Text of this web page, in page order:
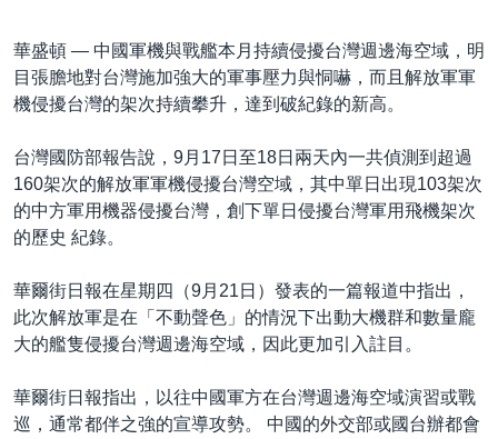
美國專訊
視頻存檔
YOUTUBE頻道
新聞音頻
海外港人
港人港心
美國透視
建國史話
國語
關注我們
其他語言網站
華盛頓 — 中國軍機與戰艦本月持續侵擾台灣週邊海空域，明
目張膽地對台灣施加強大的軍事壓力與恫嚇，而且解放軍軍
機侵擾台灣的架次持續攀升，達到破紀錄的新高。
台灣國防部報告說，9月17日至18日兩天內一共偵測到超過
160架次的解放軍軍機侵擾台灣空域，其中單日出現103架次
的中方軍用機器侵擾台灣，創下單日侵擾台灣軍用飛機架次
的歷史 紀錄。
華爾街日報在星期四（9月21日）發表的一篇報道中指出，
此次解放軍是在「不動聲色」的情況下出動大機群和數量龐
大的艦隻侵擾台灣週邊海空域，因此更加引入註目。
華爾街日報指出，以往中國軍方在台灣週邊海空域演習或戰
巡，通常都伴之強的宣導攻勢。 中國的外交部或國台辦都會